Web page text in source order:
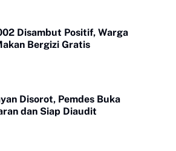
Disambut Positif, Warga
Bergizi Gratis
Disorot, Pemdes Buka
dan Siap Diaudit